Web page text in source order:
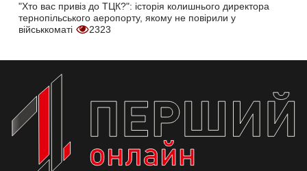
"Хто вас привіз до ТЦК?": історія колишнього директора
тернопільського аеропорту, якому не повірили у
військкоматі
2323